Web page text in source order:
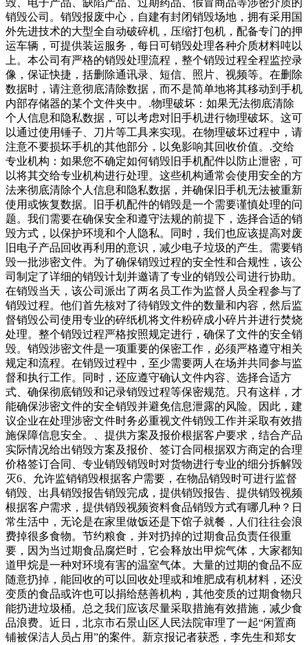
毁、电子产品、缺陷产品、过期药品、假冒商品等涉密介质的
销毁公司。销毁报废中心，自建有封闭销毁场地，拥有采用国
外先进技术的大型全自动破碎机，压缩打包机，配备专门的押
运车辆，可提供装运服务，每日可销毁处理各种介质材料吨以
上。本公司有严格的销毁处理流程，整个销毁过程全程监控录
像，保证快捷，括删除通讯录、短信、照片、视频等。在删除
数据时，请注意彻底清除数据，而不是简单地将其移动到手机
内部存储器的某个文件夹中。.物理破坏：如果无法彻底清除
个人信息和隐私数据，可以考虑对旧手机进行物理破坏。这可
以通过使用锤子、刀片等工具来实现。在物理破坏过程中，请
注意不要损坏手机的其他部分，以免影响其回收价值。.交给
专业机构：如果您不确定如何销毁旧手机配件以防止泄密，可
以将其交给专业机构进行处理。这些机构通常会使用安全的方
法来彻底清除个人信息和隐私数据，并确保旧手机无法被重新
使用或恢复数据。旧手机配件的销毁是一个需要谨慎处理的问
题。我们需要在确保安全和遵守法规的前提下，选择合适的销
毁方式，以保护环境和个人隐私。同时，我们也应该提高对废
旧电子产品回收再利用的意识，减少电子垃圾的产生。需要销
毁一批涉密文件。为了确保销毁过程的安全性和合规性，该公
司制定了详细的销毁计划并邀请了专业的销毁公司进行协助。
在销毁当天，该公司派出了两名员工作为监督人员全程参与了
销毁过程。他们首先核对了待销毁文件的数量和内容，然后监
督销毁公司使用专业的碎纸机将文件粉碎成小碎片并进行焚烧
处理。整个销毁过程严格按照规定进行，确保了文件的安全销
毁。销毁涉密文件是一项重要的保密工作，必须严格遵守相关
规定和流程。在销毁过程中，至少需要两人在场并共同参与监
督和执行工作。同时，还应遵守确认文件内容、选择合适方
式、确保彻底销毁和记录销毁过程等保密规范。只有这样，才
能确保涉密文件的安全销毁并避免信息泄露的风险。因此，建
议企业在处理涉密文件时务必重视文件销毁工作并采取有效措
施保障信息安全。、提供方案及报价根据客户要求，结合产品
实际情况给出销毁方案及报价、签订合同根据双方商定的合理
价格签订合同、专业销毁销毁时对货物进行专业的细分拆解毁
灭6、允许监销销毁根据客户需要，在物品销毁时可进行监督
销毁、出具销毁报告销毁完成，提供销毁报告、提供销毁视频
根据客户需求，提供销毁视频资料食品销毁方式有哪几种？日
常生活中，无论是在家里做饭还是下馆子就餐，人们往往会浪
费掉很多食物。节约粮食，并对扔掉的过期食品负责任很重
要，因为当过期食品腐烂时，它会释放出甲烷气体，大家都知
道甲烷是一种对环境有害的温室气体。大量的过期的食品不应
随意扔掉，能回收的可以回收处理或和堆肥成有机材料，还没
变质的食品或许也可以捐给慈善机构，其他变质的过期食物只
能扔进垃圾桶。总之我们应该尽量采取措施有效措施，减少食
品浪费。近日，北京市石景山区人民法院审理了一起“闲置商
铺被保洁人员占用”的案件。新京报记者获悉，李先生和郑女